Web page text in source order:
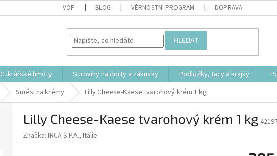
VOP BLOG VĚRNOSTNÍ PROGRAM DOPRAVA
HLEDAT
Cukrářské hmoty Suroviny na dorty a zákusky Podložky, tácy a krajky
Směsi na krémy Lilly Cheese-Kaese tvarohový krém 1 kg
Lilly Cheese-Kaese tvarohový krém 1 kg
Značka: IRCA S.P.A., Itálie